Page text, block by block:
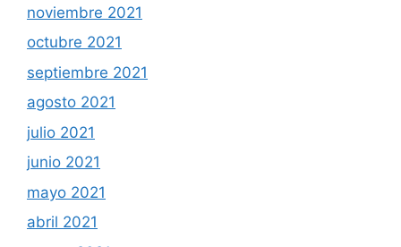
noviembre 2021
octubre 2021
septiembre 2021
agosto 2021
julio 2021
junio 2021
mayo 2021
abril 2021